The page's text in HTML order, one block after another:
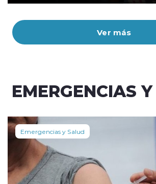
Ver más
EMERGENCIAS
Emergencias y Salud